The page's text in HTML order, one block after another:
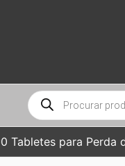
Pesquisar
produtos
Tabletes para